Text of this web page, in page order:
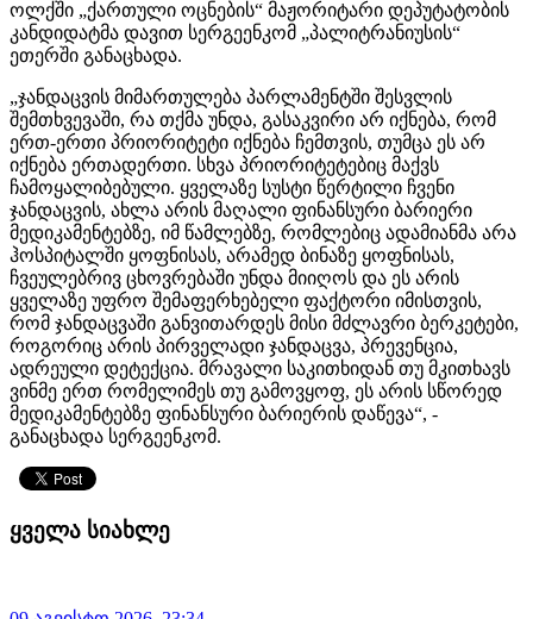
ოლქში „ქართული ოცნების“ მაჟორიტარი დეპუტატობის
კანდიდატმა დავით სერგეენკომ „პალიტრანიუსის“
ეთერში განაცხადა.
„ჯანდაცვის მიმართულება პარლამენტში შესვლის
შემთხვევაში, რა თქმა უნდა, გასაკვირი არ იქნება, რომ
ერთ-ერთი პრიორიტეტი იქნება ჩემთვის, თუმცა ეს არ
იქნება ერთადერთი. სხვა პრიორიტეტებიც მაქვს
ჩამოყალიბებული. ყველაზე სუსტი წერტილი ჩვენი
ჯანდაცვის, ახლა არის მაღალი ფინანსური ბარიერი
მედიკამენტებზე, იმ წამლებზე, რომლებიც ადამიანმა არა
ჰოსპიტალში ყოფნისას, არამედ ბინაზე ყოფნისას,
ჩვეულებრივ ცხოვრებაში უნდა მიიღოს და ეს არის
ყველაზე უფრო შემაფერხებელი ფაქტორი იმისთვის,
რომ ჯანდაცვაში განვითარდეს მისი მძლავრი ბერკეტები,
როგორიც არის პირველადი ჯანდაცვა, პრევენცია,
ადრეული დეტექცია. მრავალი საკითხიდან თუ მკითხავს
ვინმე ერთ რომელიმეს თუ გამოვყოფ, ეს არის სწორედ
მედიკამენტებზე ფინანსური ბარიერის დაწევა“, -
განაცხადა სერგეენკომ.
ყველა სიახლე